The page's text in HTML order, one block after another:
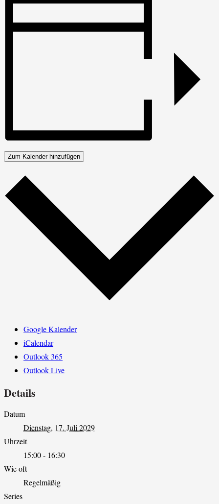
Zum Kalender hinzufügen
Google Kalender
iCalendar
Outlook 365
Outlook Live
Details
Datum
Dienstag, 17. Juli 2029
Uhrzeit
15:00 - 16:30
Wie oft
Regelmäßig
Series